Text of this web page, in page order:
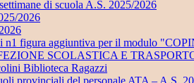
di scuola A.S. 2025/2026
2026
n1 figura aggiuntiva per il modulo
SCOLASTICA E
Biblioteca Ragazzi